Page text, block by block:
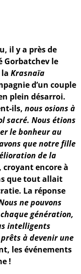
il y a près de
Gorbatchev le
Krasnaïa
d’un couple
plein désarroi.
ils, nous osions à
sacré. Nous étions
le bonheur au
que notre fille
de la
croyant encore à
que tout allait
La réponse
ne pouvons
génération,
intelligents
prêts à devenir une
les événements
!